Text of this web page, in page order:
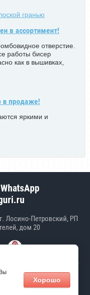
гранью
в ассортимент!
отверстие.
работы бисер
как в вышивках,
в продаже!
яркими и
Лосино-Петровский, РП
дом 20
Хорошо